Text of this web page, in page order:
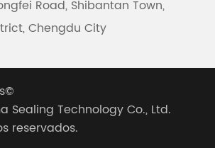
Road, Shibantan Town,
Chengdu City
Sealing Technology Co., Ltd.
reservados.